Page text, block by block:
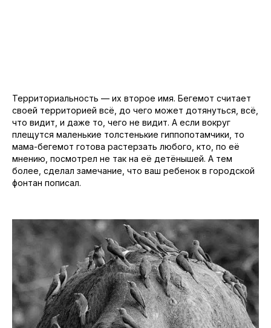
Территориальность — их второе имя. Бегемот считает
своей территорией всё, до чего может дотянуться, всё,
что видит, и даже то, чего не видит. А если вокруг
плещутся маленькие толстенькие гиппопотамчики, то
мама-бегемот готова растерзать любого, кто, по её
мнению, посмотрел не так на её детёнышей. А тем
более, сделал замечание, что ваш ребенок в городской
фонтан пописал.